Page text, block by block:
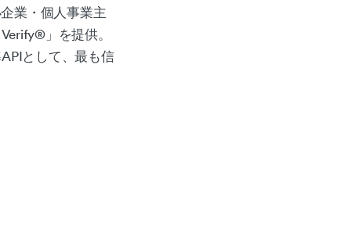
業・個人事業主
」を提供。
として、最も信